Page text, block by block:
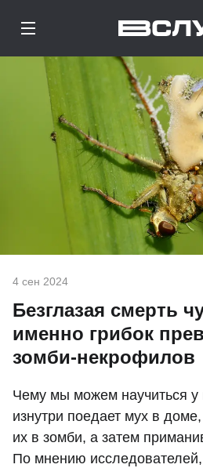
4 сен 2024
Безглазая смерть
именно грибок
зомби-некрофилов
Чему мы можем научиться у
изнутри поедает мух в
их в зомби, а затем
По мнению